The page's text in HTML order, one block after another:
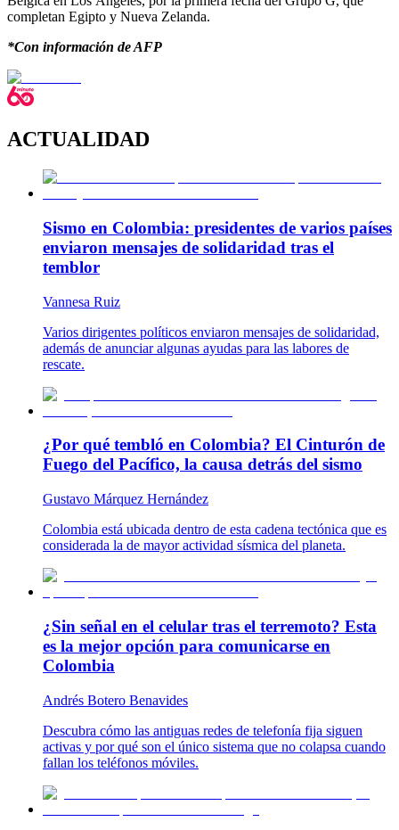
completan Egipto y Nueva Zelanda.
*Con información de AFP
ACTUALIDAD
Sismo en Colombia: presidentes de varios países
enviaron mensajes de solidaridad tras el
temblor
Vannesa Ruiz
Varios dirigentes políticos enviaron mensajes de solidaridad,
además de anunciar algunas ayudas para las labores de
rescate.
¿Por qué tembló en Colombia? El Cinturón de
Fuego del Pacífico, la causa detrás del sismo
Gustavo Márquez Hernández
Colombia está ubicada dentro de esta cadena tectónica que es
considerada la de mayor actividad sísmica del planeta.
¿Sin señal en el celular tras el terremoto? Esta
es la mejor opción para comunicarse en
Colombia
Andrés Botero Benavides
Descubra cómo las antiguas redes de telefonía fija siguen
activas y por qué son el único sistema que no colapsa cuando
fallan los teléfonos móviles.